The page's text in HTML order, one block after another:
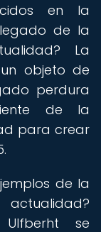
en la
de la
La
objeto de
perdura
de la
para crear
de la
se